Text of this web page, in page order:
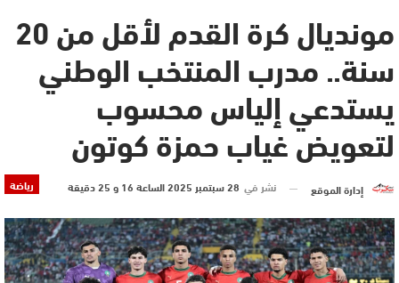
مونديال كرة القدم لأقل من 20
سنة.. مدرب المنتخب الوطني
يستدعي إلياس محسوب
لتعويض غياب حمزة كوتون
رياضة إدارة الموقع نشر في 28 سبتمبر 2025 الساعة 16 و 25 دقيقة